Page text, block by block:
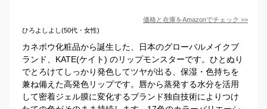
価格と在庫をAmazonでチェック >>
ひろよしよし(50代・女性)
カネボウ化粧品から誕生した、日本のグローバルメイクブ
ランド、KATE(ケイト) のリップモンスターです。ひとぬり
でとろけてしっかり発色してツヤが出る、保湿・色持ちを
兼ね備えた高発色リップです。唇から蒸発する水分を活用
して密着ジェル膜に変化するブランド独自技術によりつけ